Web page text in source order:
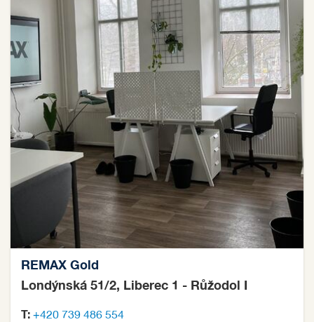
REMAX Gold
Londýnská 51/2, Liberec 1 - Růžodol I
T: +420 739 486 554